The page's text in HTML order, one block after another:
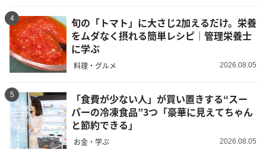
4
旬の「トマト」に大さじ2加えるだけ。栄養
をムダなく摂れる簡単レシピ｜管理栄養士
に学ぶ
料理・グルメ 2026.08.05
5
「食費が少ない人」が買い置きする“スー
パーの冷凍食品”3つ「豪華に見えてちゃん
と節約できる」
お金・学ぶ 2026.08.05